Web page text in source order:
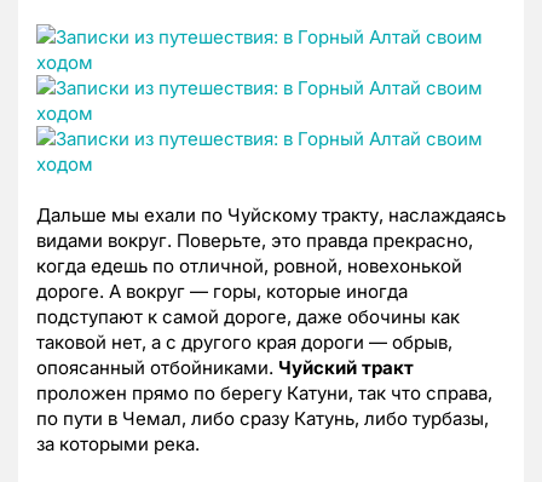
Дальше мы ехали по Чуйскому тракту, наслаждаясь
видами вокруг. Поверьте, это правда прекрасно,
когда едешь по отличной, ровной, новехонькой
дороге. А вокруг — горы, которые иногда
подступают к самой дороге, даже обочины как
таковой нет, а с другого края дороги — обрыв,
опоясанный отбойниками. Чуйский тракт
проложен прямо по берегу Катуни, так что справа,
по пути в Чемал, либо сразу Катунь, либо турбазы,
за которыми река.